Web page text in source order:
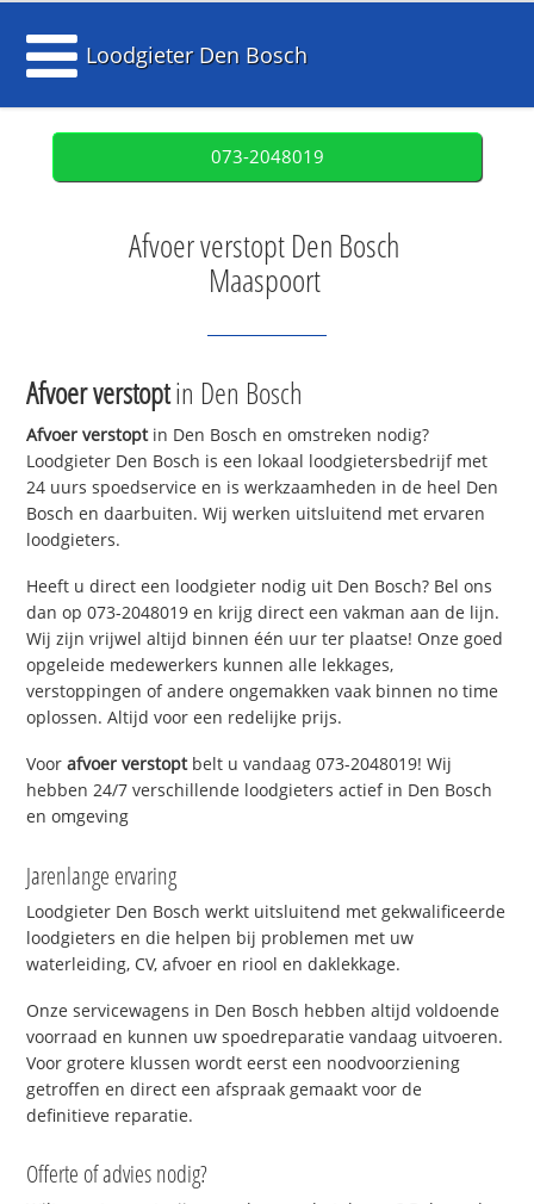
Loodgieter Den Bosch
073-2048019
Afvoer verstopt Den Bosch
Maaspoort
Afvoer verstoptin Den Bosch
Afvoer verstoptin Den Bosch en omstreken nodig?
Loodgieter Den Bosch is een lokaal loodgietersbedrijf met
24 uurs spoedservice en is werkzaamheden in de heel Den
Bosch en daarbuiten. Wij werken uitsluitend met ervaren
loodgieters.
Heeft u direct een loodgieter nodig uit Den Bosch? Bel ons
dan op 073-2048019 en krijg direct een vakman aan de lijn.
Wij zijn vrijwel altijd binnen één uur ter plaatse! Onze goed
opgeleide medewerkers kunnen alle lekkages,
verstoppingen of andere ongemakken vaak binnen no time
oplossen. Altijd voor een redelijke prijs.
Voorafvoer verstoptbelt u vandaag 073-2048019! Wij
hebben 24/7 verschillende loodgieters actief in Den Bosch
en omgeving
Jarenlange ervaring
Loodgieter Den Bosch werkt uitsluitend met gekwalificeerde
loodgieters en die helpen bij problemen met uw
waterleiding, CV, afvoer en riool en daklekkage.
Onze servicewagens in Den Bosch hebben altijd voldoende
voorraad en kunnen uw spoedreparatie vandaag uitvoeren.
Voor grotere klussen wordt eerst een noodvoorziening
getroffen en direct een afspraak gemaakt voor de
definitieve reparatie.
Offerte of advies nodig?